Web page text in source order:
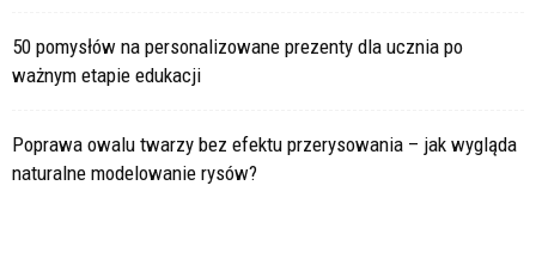
50 pomysłów na personalizowane prezenty dla ucznia po
ważnym etapie edukacji
Poprawa owalu twarzy bez efektu przerysowania – jak wygląda
naturalne modelowanie rysów?